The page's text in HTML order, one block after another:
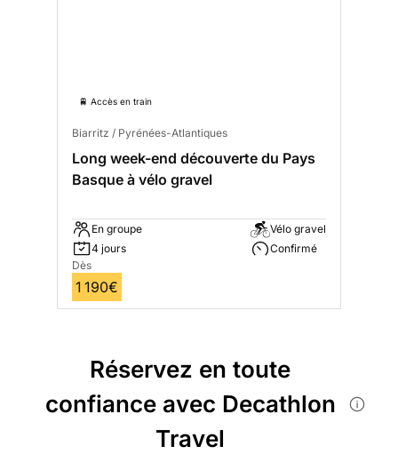
🚆 Accès en train
Biarritz / Pyrénées-Atlantiques
Long week-end découverte du Pays
Basque à vélo gravel
En groupe
4 jours
Vélo gravel
Confirmé
Dès
1 190€
Réservez en toute
confiance avec Decathlon
Travel